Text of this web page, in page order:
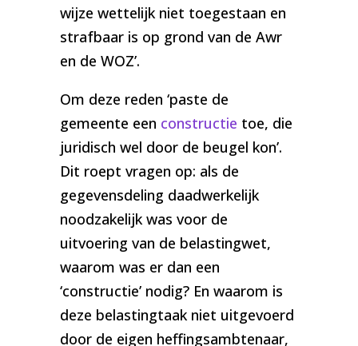
wijze wettelijk niet toegestaan en
strafbaar is op grond van de Awr
en de WOZ’.
Om deze reden ‘paste de
gemeente een constructie toe, die
juridisch wel door de beugel kon’.
Dit roept vragen op: als de
gegevensdeling daadwerkelijk
noodzakelijk was voor de
uitvoering van de belastingwet,
waarom was er dan een
‘constructie’ nodig? En waarom is
deze belastingtaak niet uitgevoerd
door de eigen heffingsambtenaar,